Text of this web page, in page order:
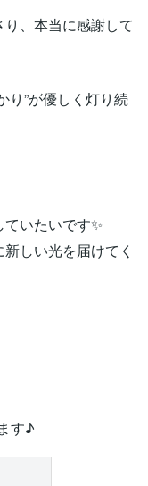
、本当に感謝して
り”が優しく灯り続
いたいです✨
しい光を届けてく
す♪